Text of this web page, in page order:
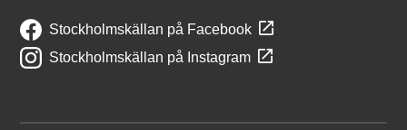
Stockholmskällan på Facebook
Stockholmskällan på Instagram